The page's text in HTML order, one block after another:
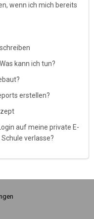
wenn ich mich bereits
kann ich tun?
erstellen?
auf meine private E-
verlasse?